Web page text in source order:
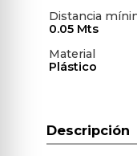
Distancia
0.05 Mts
Material
Plástico
Descripción